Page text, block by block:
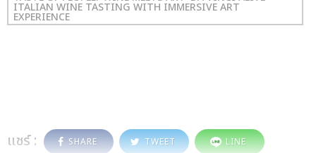
ITALIAN WINE TASTING WITH IMMERSIVE ART
EXPERIENCE
แชร์ : SHARE TWEET LINE